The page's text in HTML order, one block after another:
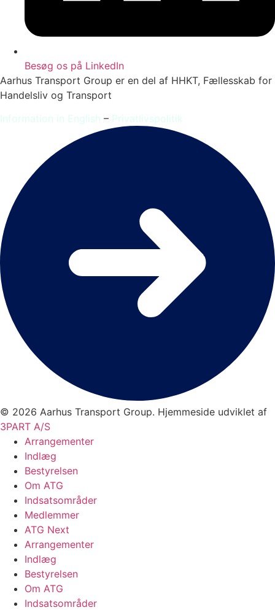
Besøg os på LinkedIn
Aarhus Transport Group er en del af HHKT, Fællesskab for
Handelsliv og Transport
Information in English – Privatlivspolitik
© 2026 Aarhus Transport Group. Hjemmeside udviklet af
3PART A/S
Arrangementer
Indlæg
Bestyrelsen
Om ATG
Indsatsområder
Medlemmer
ATG Next
Arrangementer
Indlæg
Bestyrelsen
Om ATG
Indsatsområder